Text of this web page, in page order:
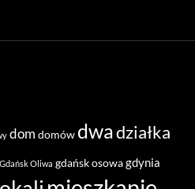
dom domów dwadziałka
Gdańsk Oliwa gdańsk osowagdynia